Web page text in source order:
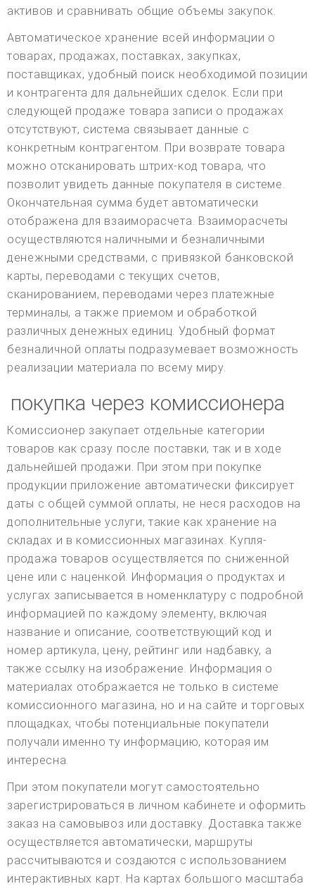
активов и сравнивать общие объемы закупок.
Автоматическое хранение всей информации о
товарах, продажах, поставках, закупках,
поставщиках, удобный поиск необходимой позиции
и контрагента для дальнейших сделок. Если при
следующей продаже товара записи о продажах
отсутствуют, система связывает данные с
конкретным контрагентом. При возврате товара
можно отсканировать штрих-код товара, что
позволит увидеть данные покупателя в системе.
Окончательная сумма будет автоматически
отображена для взаиморасчета. Взаиморасчеты
осуществляются наличными и безналичными
денежными средствами, с привязкой банковской
карты, переводами с текущих счетов,
сканированием, переводами через платежные
терминалы, а также приемом и обработкой
различных денежных единиц. Удобный формат
безналичной оплаты подразумевает возможность
реализации материала по всему миру.
покупка через комиссионера
Комиссионер закупает отдельные категории
товаров как сразу после поставки, так и в ходе
дальнейшей продажи. При этом при покупке
продукции приложение автоматически фиксирует
даты с общей суммой оплаты, не неся расходов на
дополнительные услуги, такие как хранение на
складах и в комиссионных магазинах. Купля-
продажа товаров осуществляется по сниженной
цене или с наценкой. Информация о продуктах и
услугах записывается в номенклатуру с подробной
информацией по каждому элементу, включая
название и описание, соответствующий код и
номер артикула, цену, рейтинг или надбавку, а
также ссылку на изображение. Информация о
материалах отображается не только в системе
комиссионного магазина, но и на сайте и торговых
площадках, чтобы потенциальные покупатели
получали именно ту информацию, которая им
интересна.
При этом покупатели могут самостоятельно
зарегистрироваться в личном кабинете и оформить
заказ на самовывоз или доставку. Доставка также
осуществляется автоматически, маршруты
рассчитываются и создаются с использованием
интерактивных карт. На картах большого масштаба